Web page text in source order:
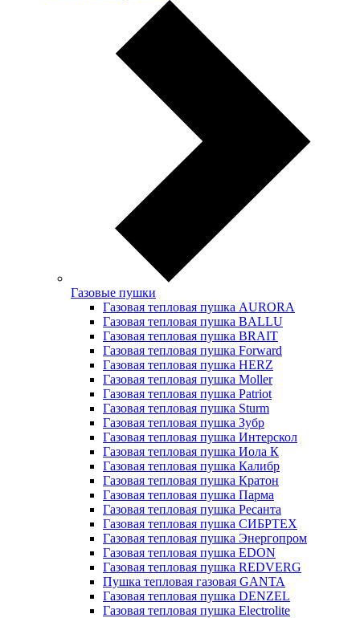
Газовые пушки
Газовая тепловая пушка AURORA
Газовая тепловая пушка BALLU
Газовая тепловая пушка BRAIT
Газовая тепловая пушка Forward
Газовая тепловая пушка HERZ
Газовая тепловая пушка Moller
Газовая тепловая пушка Patriot
Газовая тепловая пушка Sturm
Газовая тепловая пушка Зубр
Газовая тепловая пушка Интерскол
Газовая тепловая пушка Иола К
Газовая тепловая пушка Калибр
Газовая тепловая пушка Кратон
Газовая тепловая пушка Парма
Газовая тепловая пушка Ресанта
Газовая тепловая пушка СИБРТЕХ
Газовая тепловая пушка Энергопром
Газовая тепловая пушка EDON
Газовая тепловая пушка REDVERG
Пушка тепловая газовая GANTA
Газовая тепловая пушка DENZEL
Газовая тепловая пушка Electrolite